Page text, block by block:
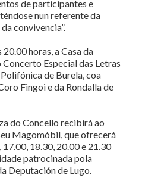
de participantes e
nun referente da
convivencia”.
20.00 horas, a Casa da
Especial das Letras
de Burela, coa
Fingoi e da Rondalla de
do Concello recibirá ao
Magomóbil, que ofrecerá
18.30, 20.00 e 21.30
patrocinada pola
Deputación de Lugo.